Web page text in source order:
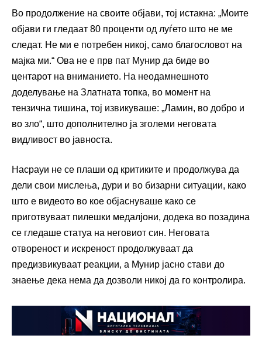
Во продолжение на своите објави, тој истакна: „Моите
објави ги гледаат 80 проценти од луѓето што не ме
следат. Не ми е потребен никој, само благословот на
мајка ми.“ Ова не е прв пат Мунир да биде во
центарот на вниманието. На неодамнешното
доделување на Златната топка, во момент на
тензична тишина, тој извикуваше: „Ламин, во добро и
во зло“, што дополнително ја зголеми неговата
видливост во јавноста.
Насрауи не се плаши од критиките и продолжува да
дели свои мислења, дури и во бизарни ситуации, како
што е видеото во кое објаснуваше како се
приготвуваат пилешки медалјони, додека во позадина
се гледаше статуа на неговиот син. Неговата
отвореност и искреност продолжуваат да
предизвикуваат реакции, а Мунир јасно стави до
знаење дека нема да дозволи никој да го контролира.